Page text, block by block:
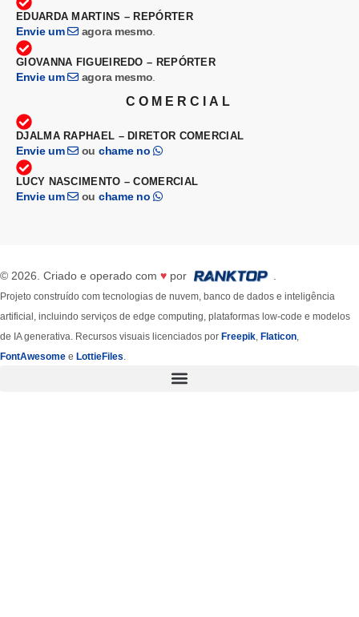
EDUARDA MARTINS – REPÓRTER
Envie um agora mesmo
GIOVANNA FIGUEIREDO – REPÓRTER
Envie um agora mesmo
COMERCIAL
DJALMA RAPHAEL – DIRETOR COMERCIAL
Envie um ou chame no
LUCY NASCIMENTO – COMERCIAL
Envie um ou chame no
© 2026. Criado e operado com ♥ por
Projeto construído com tecnologias de nuvem, banco de dados e inteligência
artificial, incluindo serviços de edge computing, plataformas low-code e modelos
de IA generativa. Recursos visuais licenciados por Freepik Flaticon
FontAwesome e LottieFiles